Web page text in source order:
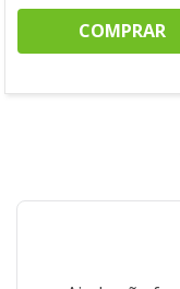
- Lavar mão
COMPRAR